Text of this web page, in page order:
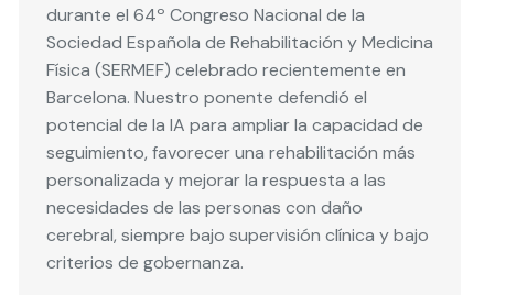
durante el 64º Congreso Nacional de la
Sociedad Española de Rehabilitación y Medicina
Física (SERMEF) celebrado recientemente en
Barcelona. Nuestro ponente defendió el
potencial de la IA para ampliar la capacidad de
seguimiento, favorecer una rehabilitación más
personalizada y mejorar la respuesta a las
necesidades de las personas con daño
cerebral, siempre bajo supervisión clínica y bajo
criterios de gobernanza.